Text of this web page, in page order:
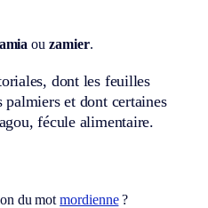
ou zamier.
dont les feuilles
palmiers et dont certaines
fécule alimentaire.
du motmordienne?